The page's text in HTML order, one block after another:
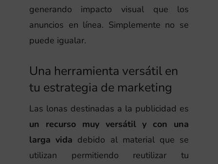
generando impacto visual que los
anuncios en línea. Simplemente no se
puede igualar.
Una herramienta versátil en
tu estrategia de marketing
Las lonas destinadas a la publicidad es
un recurso muy versátil y con una
larga vida debido al material que se
utilizan permitiendo reutilizar tu